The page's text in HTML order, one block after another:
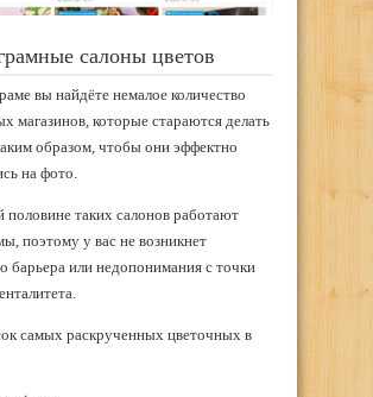
салоны цветов
вы найдёте немалое количество
магазинов, которые стараются делать
образом, чтобы они эффектно
на фото.
половине таких салонов работают
поэтому у вас не возникнет
барьера или недопонимания с точки
самых раскрученных цветочных в